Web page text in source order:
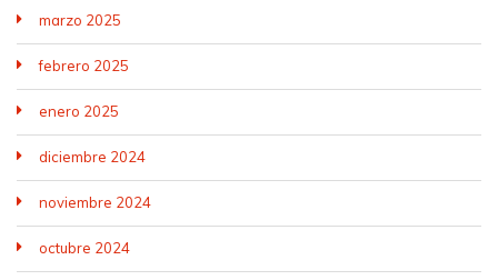
marzo 2025
febrero 2025
enero 2025
diciembre 2024
noviembre 2024
octubre 2024